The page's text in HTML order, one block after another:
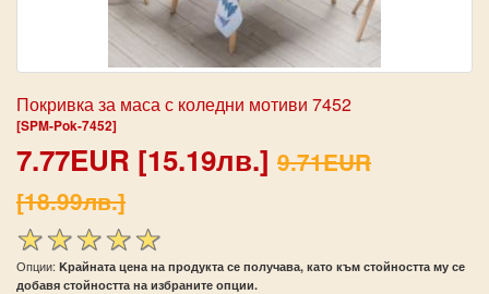
Покривка за маса с коледни мотиви 7452
[SPM-Pok-7452]
7.77EUR [15.19лв.] 9.71EUR
[18.99лв.]
Опции: Kрайната цена на продукта се получава, като към стойността му се
добавя стойността на избраните опции.